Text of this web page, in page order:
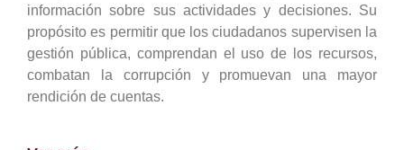
información sobre sus actividades y decisiones. Su
propósito es permitir que los ciudadanos supervisen la
gestión pública, comprendan el uso de los recursos,
combatan la corrupción y promuevan una mayor
rendición de cuentas.